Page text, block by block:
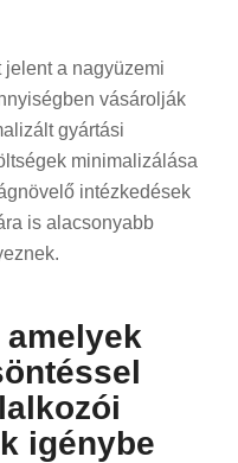
a nagyüzemi
vásárolják
gyártási
minimalizálása
intézkedések
is alacsonyabb
igénybe